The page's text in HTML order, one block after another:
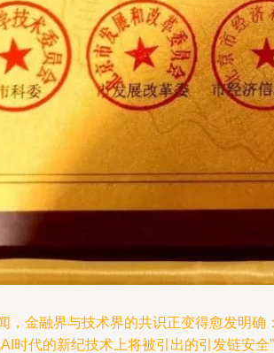
，金融界与技术界的共识正变得愈发明
时代的新纪技术上将被引出的引发链安